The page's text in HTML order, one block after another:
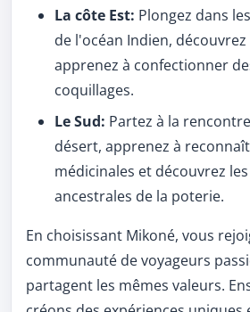
La côte Est: Plongez dans
de l'océan Indien,
apprenez à confectionner
coquillages.
Le Sud: Partez à la
désert, apprenez à
médicinales et découvrez
ancestrales de la poterie.
En choisissant Mikoné, vous
communauté de voyageurs
partagent les mêmes valeurs.